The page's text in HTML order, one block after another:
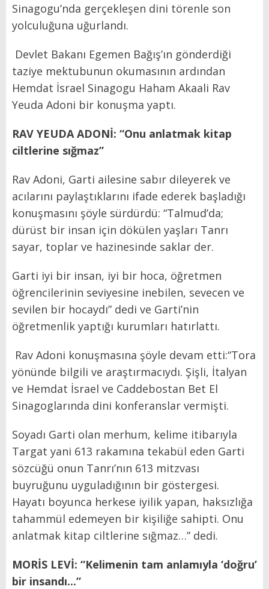
Sinagogu’nda gerçekleşen dini törenle son
yolculuğuna uğurlandı.
Devlet Bakanı Egemen Bağış’ın gönderdiği
taziye mektubunun okumasının ardından
Hemdat İsrael Sinagogu Haham Akaali Rav
Yeuda Adoni bir konuşma yaptı.
RAV YEUDA ADONİ: “Onu anlatmak kitap
ciltlerine sığmaz”
Rav Adoni, Garti ailesine sabır dileyerek ve
acılarını paylaştıklarını ifade ederek başladığı
konuşmasını şöyle sürdürdü: “Talmud’da;
dürüst bir insan için dökülen yaşları Tanrı
sayar, toplar ve hazinesinde saklar der.
Garti iyi bir insan, iyi bir hoca, öğretmen
öğrencilerinin seviyesine inebilen, sevecen ve
sevilen bir hocaydı” dedi ve Garti’nin
öğretmenlik yaptığı kurumları hatırlattı.
Rav Adoni konuşmasına şöyle devam etti:“Tora
yönünde bilgili ve araştırmacıydı. Şişli, İtalyan
ve Hemdat İsrael ve Caddebostan Bet El
Sinagoglarında dini konferanslar vermişti.
Soyadı Garti olan merhum, kelime itibarıyla
Targat yani 613 rakamına tekabül eden Garti
sözcüğü onun Tanrı’nın 613 mitzvası
buyruğunu uyguladığının bir göstergesi.
Hayatı boyunca herkese iyilik yapan, haksızlığa
tahammül edemeyen bir kişiliğe sahipti. Onu
anlatmak kitap ciltlerine sığmaz…” dedi.
MORİS LEVİ: “Kelimenin tam anlamıyla ‘doğru’
bir insandı...”